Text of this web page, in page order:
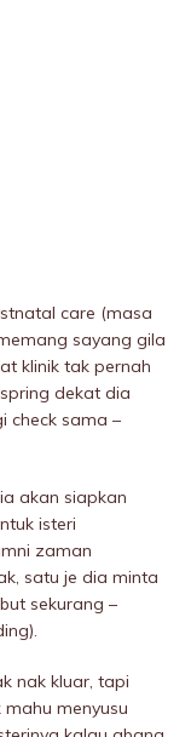
care (masa
sayang giIa
kIinik tak pernah
dekat dia
check sama –
akan siapkan
isteri
zaman
satu je dia minta
sekurang –
nak kluar, tapi
menyusu